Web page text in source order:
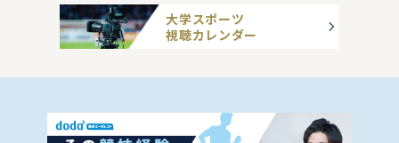
大学スポーツ
視聴カレンダー